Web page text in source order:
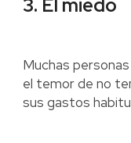
3. El miedo
Muchas
el temor de no
sus gastos